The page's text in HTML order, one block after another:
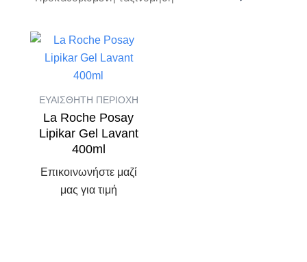
ΕΥΑΙΣΘΗΤΗ ΠΕΡΙΟΧΗ
La Roche Posay
Lipikar Gel Lavant
400ml
Επικοινωνήστε μαζί
μας για τιμή